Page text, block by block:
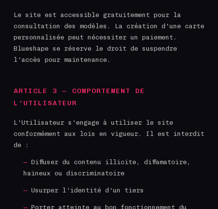
Le site est accessible gratuitement pour la
consultation des modèles. La création d'une carte
personnalisée peut nécessiter un paiement.
Blueshape se réserve le droit de suspendre
l'accès pour maintenance.
ARTICLE 3 — COMPORTEMENT DE
L'UTILISATEUR
L'Utilisateur s'engage à utiliser le site
conformément aux lois en vigueur. Il est interdit
de :
Diffuser du contenu illicite, diffamatoire,
haineux ou discriminatoire
Usurper l'identité d'un tiers
Porter atteinte au bon fonctionnement du